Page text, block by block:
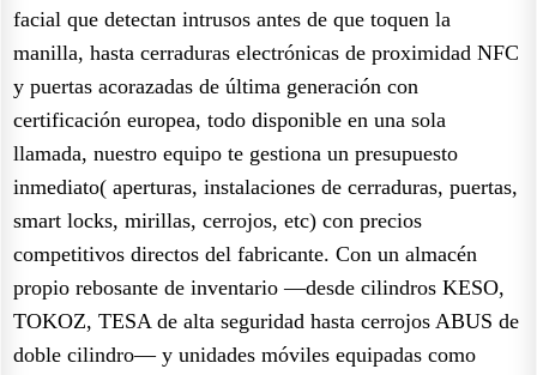
facial que detectan intrusos antes de que toquen la
manilla, hasta cerraduras electrónicas de proximidad NFC
y puertas acorazadas de última generación con
certificación europea, todo disponible en una sola
llamada, nuestro equipo te gestiona un presupuesto
inmediato( aperturas, instalaciones de cerraduras, puertas,
smart locks, mirillas, cerrojos, etc) con precios
competitivos directos del fabricante. Con un almacén
propio rebosante de inventario —desde cilindros KESO,
TOKOZ, TESA de alta seguridad hasta cerrojos ABUS de
doble cilindro— y unidades móviles equipadas como